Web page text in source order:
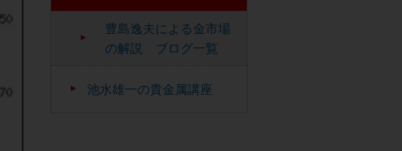
豊島逸夫による金市場
の解説 ブログ一覧
池水雄一の貴金属講座